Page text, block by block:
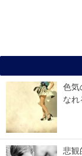
色気
なれ
悲観